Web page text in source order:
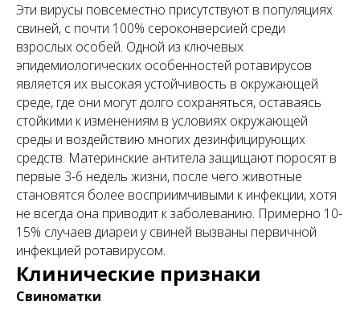
Эти вирусы повсеместно присутствуют в популяциях
свиней, с почти 100% сероконверсией среди
взрослых особей. Одной из ключевых
эпидемиологических особенностей ротавирусов
является их высокая устойчивость в окружающей
среде, где они могут долго сохраняться, оставаясь
стойкими к изменениям в условиях окружающей
среды и воздействию многих дезинфицирующих
средств. Материнские антитела защищают поросят в
первые 3-6 недель жизни, после чего животные
становятся более восприимчивыми к инфекции, хотя
не всегда она приводит к заболеванию. Примерно 10-
15% случаев диареи у свиней вызваны первичной
инфекцией ротавирусом.
Клинические признаки
Свиноматки